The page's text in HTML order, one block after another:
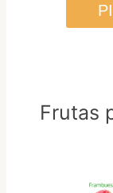
Frutas